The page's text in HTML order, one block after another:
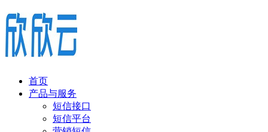
首页
产品与服务
短信接口
短信平台